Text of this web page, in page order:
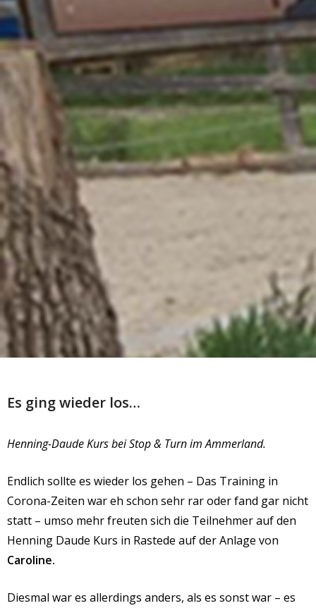
Es ging wieder los…
Henning-Daude Kurs bei Stop & Turn im Ammerland.
Endlich sollte es wieder los gehen – Das Training in
Corona-Zeiten war eh schon sehr rar oder fand gar nicht
statt – umso mehr freuten sich die Teilnehmer auf den
Henning Daude Kurs in Rastede auf der Anlage von
Caroline.
Diesmal wares allerdings anders, als es sonst war – es